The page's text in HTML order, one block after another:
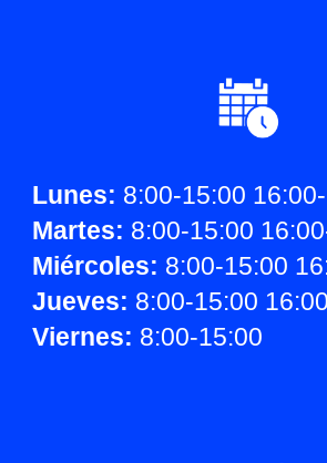
Lunes: 8:00-15:00
Martes: 8:00-15:00
Miércoles: 8:00-15:00
Jueves: 8:00-15:00
Viernes: 8:00-15:00